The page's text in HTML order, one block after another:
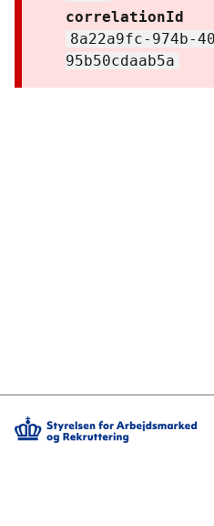
correlationId
8a22a9fc-974b-
95b50cdaab5a